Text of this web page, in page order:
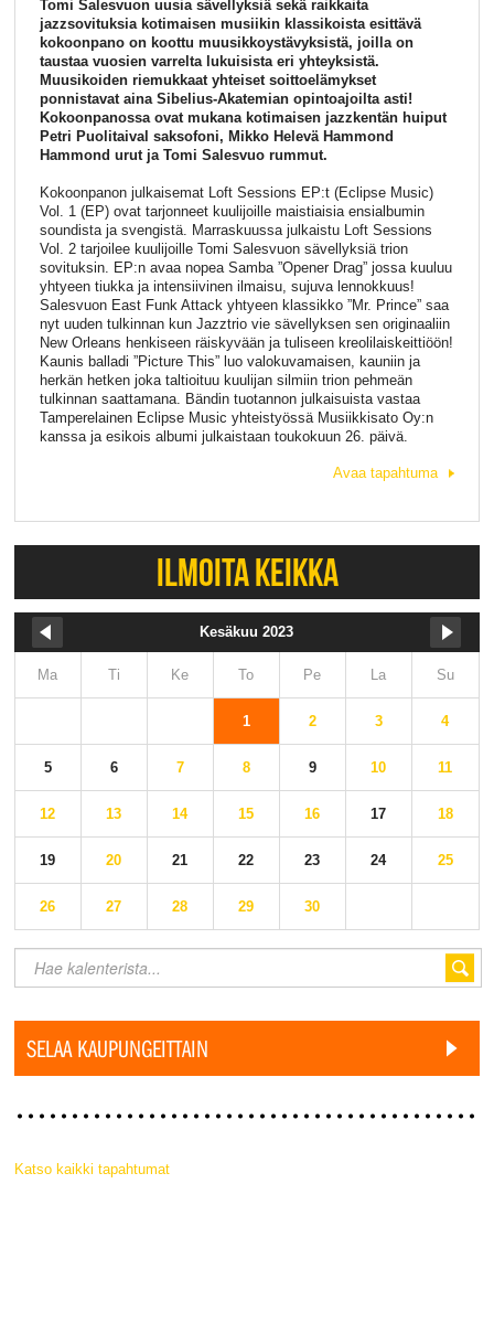
Tomi Salesvuon uusia sävellyksiä sekä raikkaita
jazzsovituksia kotimaisen musiikin klassikoista esittävä
kokoonpano on koottu muusikkoystävyksistä, joilla on
taustaa vuosien varrelta lukuisista eri yhteyksistä.
Muusikoiden riemukkaat yhteiset soittoelämykset
ponnistavat aina Sibelius-Akatemian opintoajoilta asti!
Kokoonpanossa ovat mukana kotimaisen jazzkentän huiput
Petri Puolitaival saksofoni, Mikko Helevä Hammond
Hammond urut ja Tomi Salesvuo rummut.
Kokoonpanon julkaisemat Loft Sessions EP:t (Eclipse Music)
Vol. 1 (EP) ovat tarjonneet kuulijoille maistiaisia ensialbumin
soundista ja svengistä. Marraskuussa julkaistu Loft Sessions
Vol. 2 tarjoilee kuulijoille Tomi Salesvuon sävellyksiä trion
sovituksin. EP:n avaa nopea Samba ”Opener Drag” jossa kuuluu
yhtyeen tiukka ja intensiivinen ilmaisu, sujuva lennokkuus!
Salesvuon East Funk Attack yhtyeen klassikko ”Mr. Prince” saa
nyt uuden tulkinnan kun Jazztrio vie sävellyksen sen originaaliin
New Orleans henkiseen räiskyvään ja tuliseen kreolilaiskeittiöön!
Kaunis balladi ”Picture This” luo valokuvamaisen, kauniin ja
herkän hetken joka taltioituu kuulijan silmiin trion pehmeän
tulkinnan saattamana. Bändin tuotannon julkaisuista vastaa
Tamperelainen Eclipse Music yhteistyössä Musiikkisato Oy:n
kanssa ja esikois albumi julkaistaan toukokuun 26. päivä.
Avaa tapahtuma
ILMOITA KEIKKA
Kesäkuu 2023
Ma Ti Ke To Pe La Su
1 2 3 4
5 6 7 8 9 10 11
12 13 14 15 16 17 18
19 20 21 22 23 24 25
26 27 28 29 30
SELAA KAUPUNGEITTAIN
Katso kaikki tapahtumat